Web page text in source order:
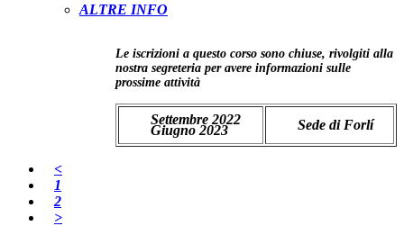
ALTRE INFO
Le iscrizioni a questo corso sono chiuse, rivolgiti alla
nostra segreteria per avere informazioni sulle
prossime attività
Settembre 2022
Giugno 2023 Sede di Forlí
<
1
2
>